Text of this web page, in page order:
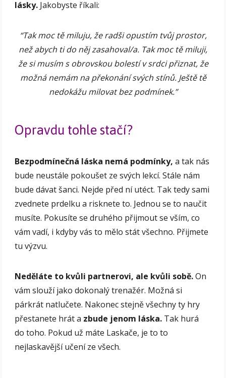
lásky. Jakobyste říkali:
“Tak moc tě miluju, že radši opustím tvůj prostor,
než abych ti do něj zasahoval/a. Tak moc tě miluji,
že si musím s obrovskou bolestí v srdci přiznat, že
možná nemám na překonání svých stínů. Ještě tě
nedokážu milovat bez podmínek.”
Opravdu tohle stačí?
Bezpodmínečná láska nemá podmínky, a tak nás
bude neustále pokoušet ze svých lekcí. Stále nám
bude dávat šanci. Nejde před ní utéct. Tak tedy sami
zvednete prdelku a risknete to. Jednou se to naučit
musíte. Pokusíte se druhého přijmout se vším, co
vám vadí, i kdyby vás to mělo stát všechno. Přijmete
tu výzvu.
Neděláte to kvůli partnerovi, ale kvůli sobě.On
vám slouží jako dokonalý trenažér. Možná si
párkrát natlučete. Nakonec stejně všechny ty hry
přestanete hrát a zbude jenom láska. Tak hurá
do toho. Pokud už máte Laskače, je to to
nejlaskavější učení ze všech.